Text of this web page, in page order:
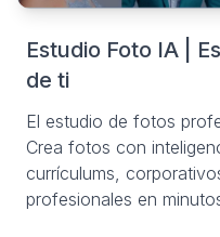
Estudio Foto IA |
de ti
El estudio de fotos
Crea fotos con
currículums,
profesionales en